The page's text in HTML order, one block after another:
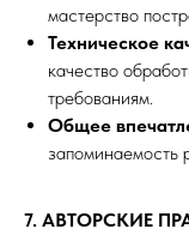
мастерство
Техническое
качество
требованиям.
Общее
запоминаемость
7. АВТОРСКИЕ